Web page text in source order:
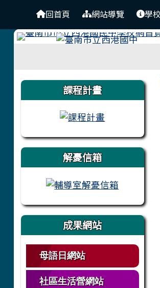
臺南市立西港國
導覽列回首頁 網站導覽 學
左邊區域內容
課程計畫
解憂信箱
成果網站
母語日網站
社區生活營網站
頁尾區域